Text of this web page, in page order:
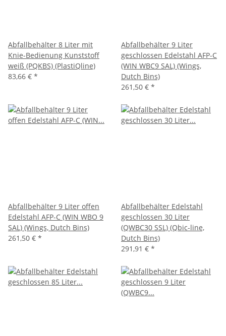
Abfallbehälter 8 Liter mit
Knie-Bedienung Kunststoff
weiß (PQKBS) (PlastiQline)
83,66 € *
Abfallbehälter 9 Liter
geschlossen Edelstahl AFP-C
(WIN WBC9 SAL) (Wings,
Dutch Bins)
261,50 € *
Abfallbehälter 9 Liter offen
Edelstahl AFP-C (WIN WBO 9
SAL) (Wings, Dutch Bins)
261,50 € *
Abfallbehälter Edelstahl
geschlossen 30 Liter
(QWBC30 SSL) (Qbic-line,
Dutch Bins)
291,91 € *